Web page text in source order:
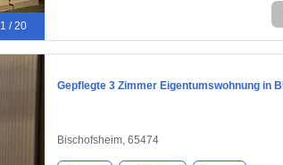
1 / 20
Gepflegte 3 Zimmer Eigentumswohnung in
Bischofsheim, 65474